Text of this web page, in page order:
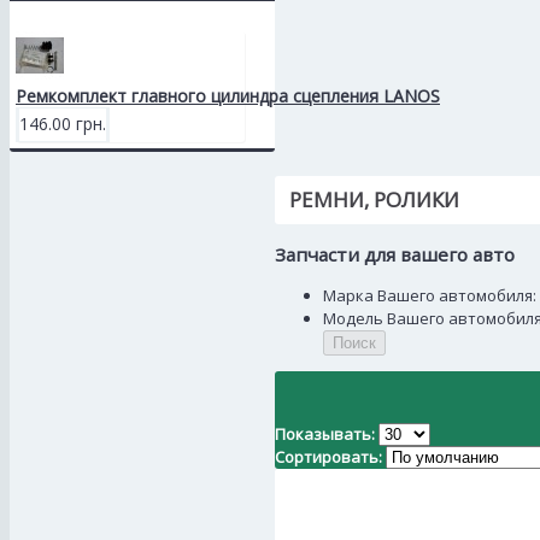
Ремкомплект главного цилиндра сцепления LANOS
146.00 грн.
РЕМНИ, РОЛИКИ
Запчасти для вашего авто
Марка Вашего автомобиля:
Модель Вашего
Поиск
Показывать:
Сортировать: